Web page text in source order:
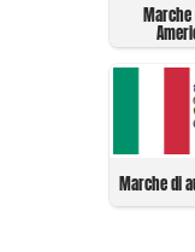
Marche di